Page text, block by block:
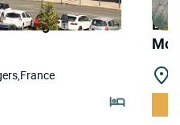
Marguerite